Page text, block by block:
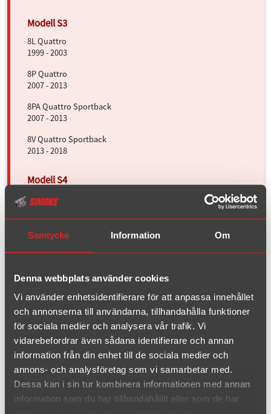
Samtycke Information Om
Denna webbplats använder cookies
Vi använder enhetsidentifierare för att anpassa innehållet
och annonserna till användarna, tillhandahålla funktioner
för sociala medier och analysera vår trafik. Vi
vidarebefordrar även sådana identifierare och annan
information från din enhet till de sociala medier och
annons- och analysföretag som vi samarbetar med.
Dessa kan i sin tur kombinera informationen med annan
information som du har tillhandahållit eller som de har
8L Quattro
1999 - 2003
8P Quattro
2007 - 2013
8PA Quattro Sportback
2007 - 2013
8V Quattro Sportback
2013 - 2018
S4 Quattro C4
1991 - 1994
S4 Quattro
1998 - 2001
2000 - 2002
S6 Quattro C4
1995 - 1997
D2/4D